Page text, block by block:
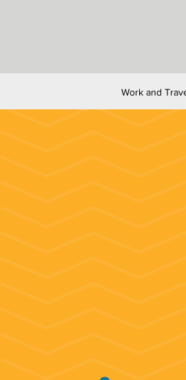
Work and